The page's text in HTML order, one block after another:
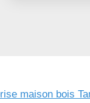
maison bois